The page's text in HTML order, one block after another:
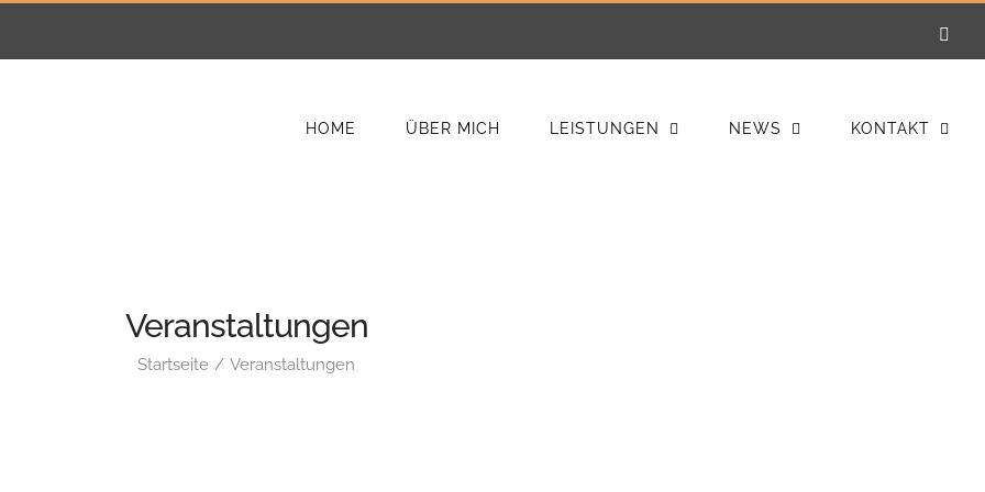
HOME ÜBER MICH LEISTUNGEN NEWS KONTAKT
Veranstaltungen
Startseite Veranstaltungen